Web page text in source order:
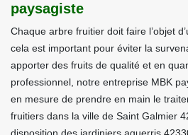
paysagiste
Chaque arbre fruitier doit faire l’objet
cela est important pour éviter la
apporter des fruits de qualité et en
professionnel, notre entreprise MBK
en mesure de prendre en main le
fruitiers dans la ville de Saint Galmier